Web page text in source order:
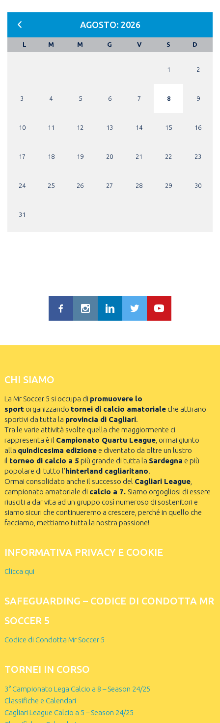
AGOSTO: 2026
L M M G V S D
1 2
3 4 5 6 7 8 9
10 11 12 13 14 15 16
17 18 19 20 21 22 23
24 25 26 27 28 29 30
31
CHI SIAMO
La Mr Soccer 5 si occupa di promuovere lo
sportorganizzando tornei di calcio amatorialeche attirano
sportivi da tutta la provincia di Cagliari.
Tra le varie attività svolte quella che maggiormente ci
rappresenta è il Campionato Quartu League, ormai giunto
alla quindicesima edizionee diventato da oltre un lustro
il torneo di calcio a 5 più grande di tutta la Sardegna e più
popolare di tutto l’hinterland cagliaritano.
Ormai consolidato anche il successo del Cagliari League,
campionato amatoriale di calcio a 7. Siamo orgogliosi di essere
riusciti a dar vita ad un gruppo così numeroso di sostenitori e
siamo sicuri che continueremo a crescere, perché in quello che
facciamo, mettiamo tutta la nostra passione!
INFORMATIVA PRIVACY E COOKIE
Clicca qui
SAFEGUARDING – CODICE DI CONDOTTA MR
SOCCER 5
Codice di Condotta Mr Soccer 5
TORNEI IN CORSO
3° Campionato Lega Calcio a 8 – Season 24/25
Classifiche e Calendari
Cagliari League Calcio a 5 – Season 24/25